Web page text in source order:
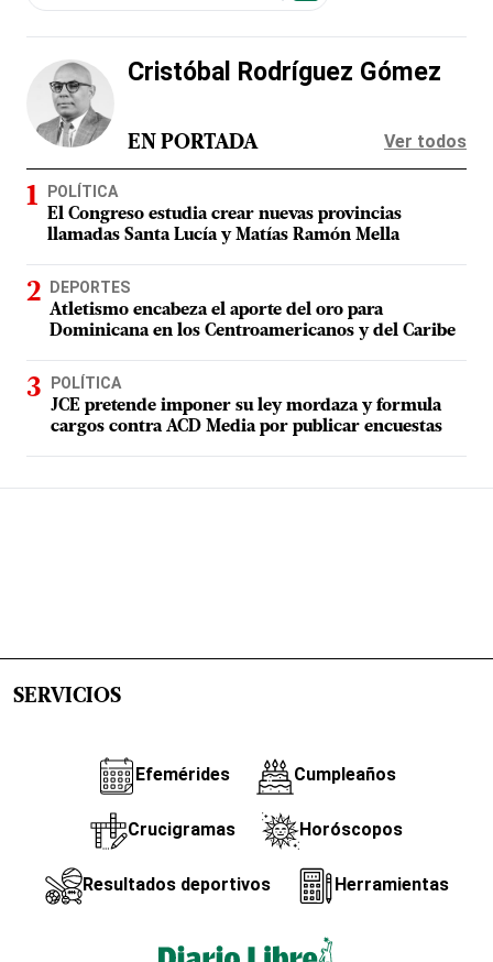
Cristóbal Rodríguez Gómez
EN PORTADA Ver todos
POLÍTICA
El Congreso estudia crear nuevas provincias
llamadas Santa Lucía y Matías Ramón Mella
DEPORTES
Atletismo encabeza el aporte del oro para
Dominicana en los Centroamericanos y del Caribe
POLÍTICA
JCE pretende imponer su ley mordaza y formula
cargos contra ACD Media por publicar encuestas
SERVICIOS
Efemérides Cumpleaños
Crucigramas Horóscopos
Resultados deportivos Herramientas